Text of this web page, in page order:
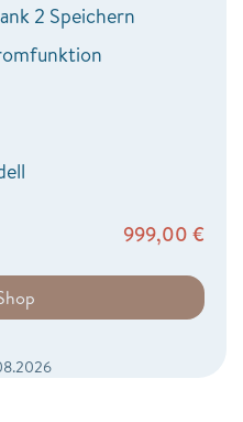
2 Speichern
999,00 €